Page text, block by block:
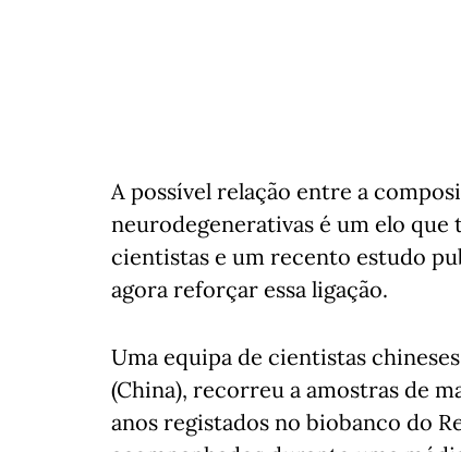
A possível relação entre a
neurodegenerativas é um elo que
cientistas e um recento estudo
agora reforçar essa ligação.
Uma equipa de cientistas
(China), recorreu a amostras de
anos registados no biobanco do